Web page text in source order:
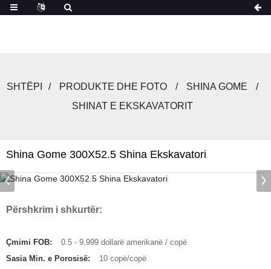
SHTËPI PRODUKTE DHE FOTO
SHINA GOME
SHINAT E EKSKAVATORIT
Shina Gome 300X52.5 Shina Ekskavatori
Përshkrim i shkurtër:
Çmimi FOB:
0.5 - 9,999 dollarë amerikanë / copë
Sasia Min. e Porosisë:
10 copë/copë